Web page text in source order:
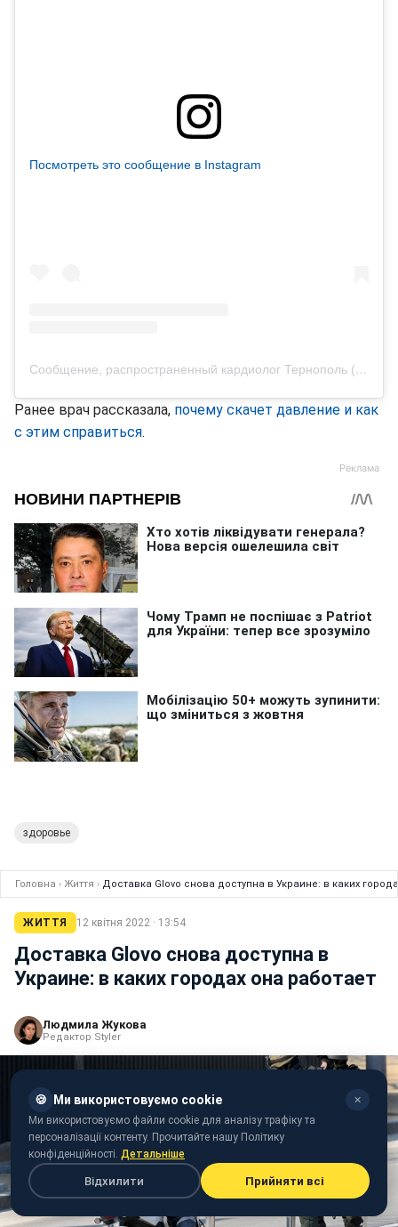
Посмотреть это сообщение в Instagram
Сообщение, распространенный кардиолог Тернополь (@cardiolog_prokopovych)
Ранее врач рассказала, почему скачет давление и как
с этим справиться.
здоровье
Головна › Життя › Доставка Glovo снова доступна в Украине: в каких
ЖИТТЯ 12 квітня 2022 · 13:54
Доставка Glovo снова доступна в
Украине: в каких городах она работает
Людмила Жукова
Редактор Styler
🍪 Ми використовуємо cookie ✕
Ми використовуємо файли cookie для аналізу трафіку та
персоналізації контенту. Прочитайте нашу Політику
конфіденційності. Детальніше
Відхилити Прийняти всі